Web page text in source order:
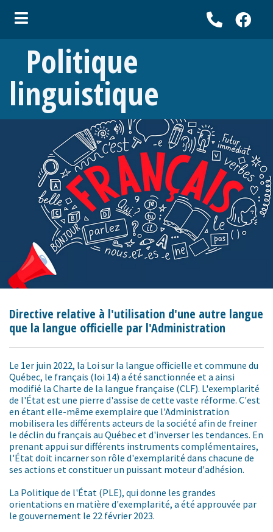
Politique
linguistique
Directive relative à l'utilisation d'une autre langue
que la langue officielle par l'Administration
Le 1er juin 2022, la Loi sur la langue officielle et commune du
Québec, le français (loi 14) a été sanctionnée et a ainsi
modifié la Charte de la langue française (CLF). L'exemplarité
de l'État est une pierre d'assise de cette vaste réforme. C'est
en étant elle-même exemplaire que l'Administration
mobilisera les différents acteurs de la société afin de freiner
le déclin du français au Québec et d'inverser les tendances. En
prenant appui sur différents instruments complémentaires,
l'État doit incarner son rôle d'exemplarité dans chacune de
ses actions et constituer un puissant moteur d'adhésion.
La Politique de l'État (PLE), qui donne les grandes
orientations en matière d'exemplarité, a été approuvée par
le gouvernement le 22 février 2023.